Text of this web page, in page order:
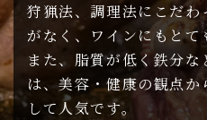
狩猟法、調理法にこだ
がなく、 ワインにもとて
また、脂質が低く鉄分
は、美容・健康の観点か
して人気です。